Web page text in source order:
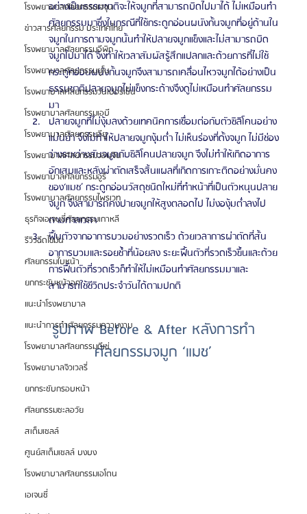
โรงพยาบาลศัลยกรรมเจจุน
ข่าวสารศัลยกรรม ประเทศไทย
โรงพยาบาลศัลยกรรมอีพิก
โรงพยาบาลศัลยกรรมยูโน
โรงพยาบาลศัลยกรรมวันเปอร์เซ็น
โรงพยาบาลศัลยกรรมเอบี
โรงพยาบาลศัลยกรรมอียู
โรงพยาบาลศัลยกรรมวอนจิน
โรงพยาบาลศัลยกรรมอูรี
โรงพยาบาลศัลยกรรมไพรเวท
ธุรกิจเอเจนซี่ศัลยกรรมเกาหลี
รีวิวฉีดไขมัน
ศัลยกรรมใบหน้า
ยกกระชับหน้าอก
แนะนำโรงพยาบาล
แนะนำการทำศัลยกรรมความงาม
โรงพยาบาลศัลยกรรมดีเซ่
โรงพยาบาลจิวเวลรี่
ยกกระชับกรอบหน้า
ศัลยกรรมชะลอวัย
สเต็มเซลล์
ศูนย์สเต็มเซลล์ บงบง
โรงพยาบาลศัลยกรรมเอโตน
เอเจนซี่
อย่างเป็นธรรมชาติจะให้จมูกที่สามารถบิดไปมาได้ ไม่เหมือนทำ
ศัลยกรรมมาซึ่งในกรณีที่ใช้กระดูกอ่อนผนังกั้นจมูกที่อยู่ด้านใน
จมูกในการดามจมูกนั้นทำให้ปลายจมูกแข็งและไม่สามารถบิด
จมูกไปมาได้ จึงทำให้เวลาสัมผัสรู้สึกแปลกและด้วยการที่ไม่ใช้
กระดูกอ่อนผนังกั้นจมูกจึงสามารถเคลื่อนไหวจมูกได้อย่างเป็น
ธรรมชาติปลายจมูกไม่แข็งกระด้างจึงดูไม่เหมือนทำศัลยกรรม
มา
ปลายจมูกที่ไม่งุ้มลงด้วยเทคนิคการเชื่อมต่อกับตัวซิลิโคนอย่าง
แม่นยำ จึงไม่ทำให้ปลายจมูกงุ้มต่ำ ไม่เห็นร่องที่ดั้งจมูก ไม่มีช่อง
ว่างระหว่างสันจมูกกับซิลิโคนปลายจมูก จึงไม่ทำให้เกิดอาการ
อักเสบและหลังผ่าตัดเสร็จสิ้นแผลที่เกิดการเกาะติดอย่างมั่นคง
ของ‘แมช’ กระดูกอ่อนวัสดุชนิดใหม่ที่ทำหน้าที่เป็นตัวหนุนปลาย
จมูก จึงสามารถคงปายจมูกให้สูงตลอดไป ไม่งองุ้มต่ำลงไป
ตามกาลเวลา
ฟื้นตัวจากอาการบวมอย่างรวดเร็ว ด้วยเวลาการผ่าตัดที่สั้น
อาการบวมและรอยช้ำที่น้อยลง ระยะฟื้นตัวที่รวดเร็วขึ้นและด้วย
การฟื้นตัวที่รวดเร็วก็ทำให้ไม่เหมือนทำศัลยกรรมมาและ
สามารถใช้ชีวิตประจำวันได้ตามปกติ
รูปภาพ Before & After หลังการทำ
ศัลยกรรมจมูก ‘แมช’